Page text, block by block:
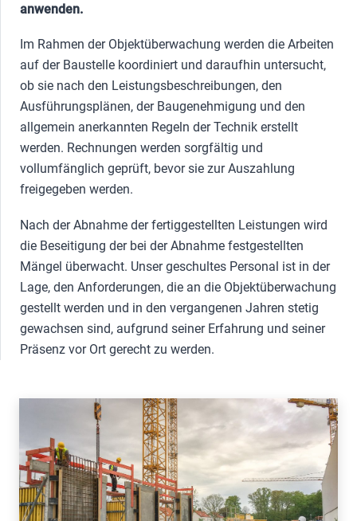
anwenden.
Im Rahmen der Objektüberwachung werden die Arbeiten
auf der Baustelle koordiniert und daraufhin untersucht,
ob sie nach den Leistungsbeschreibungen, den
Ausführungsplänen, der Baugenehmigung und den
allgemein anerkannten Regeln der Technik erstellt
werden. Rechnungen werden sorgfältig und
vollumfänglich geprüft, bevor sie zur Auszahlung
freigegeben werden.
Nach der Abnahme der fertiggestellten Leistungen wird
die Beseitigung der bei der Abnahme festgestellten
Mängel überwacht. Unser geschultes Personal ist in der
Lage, den Anforderungen, die an die Objektüberwachung
gestellt werden und in den vergangenen Jahren stetig
gewachsen sind, aufgrund seiner Erfahrung und seiner
Präsenz vor Ort gerecht zu werden.